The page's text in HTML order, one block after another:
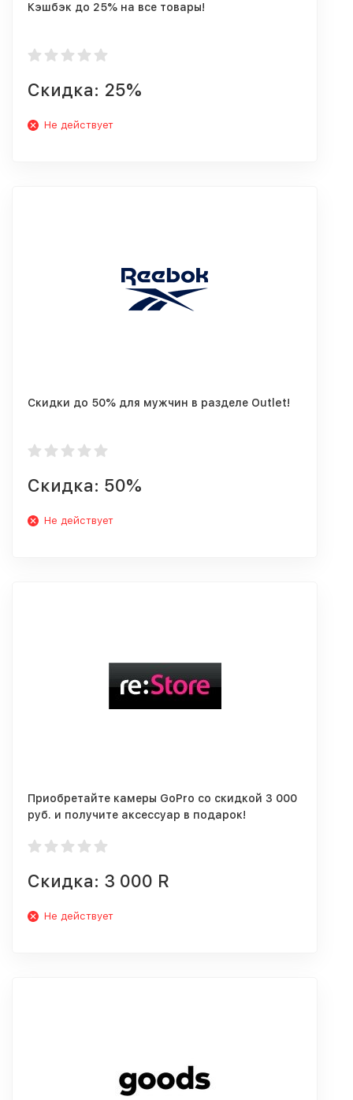
Кэшбэк до 25% на все товары!
Скидка: 25%
Не действует
Скидки до 50% для мужчин в разделе Outlet!
Скидка: 50%
Не действует
Приобретайте камеры GoPro со скидкой 3 000
руб. и получите аксессуар в подарок!
Скидка: 3 000 R
Не действует